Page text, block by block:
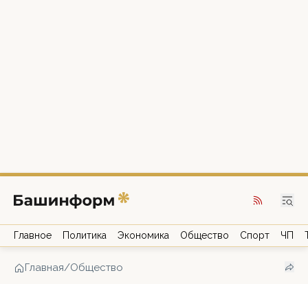
Главное Политика Экономика Общество Спорт ЧП
Главная/Общество